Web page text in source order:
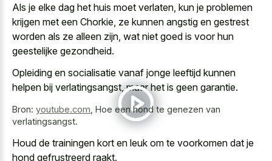
Als je elke dag het huis moet verlaten, kun je problemen
krijgen met een Chorkie, ze kunnen angstig en gestrest
worden als ze alleen zijn, wat niet goed is voor hun
geestelijke gezondheid.
Opleiding en socialisatie vanaf jonge leeftijd kunnen
helpen bij verlatingsangst, maar het is geen garantie.
Bron: youtube.com Hoe een hond te genezen van
verlatingsangst.
Houd de trainingen kort en leuk om te voorkomen dat je
hond gefrustreerd raakt.